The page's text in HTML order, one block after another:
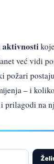
aktivnosti
već vidi
požari
– i
prilagodi na